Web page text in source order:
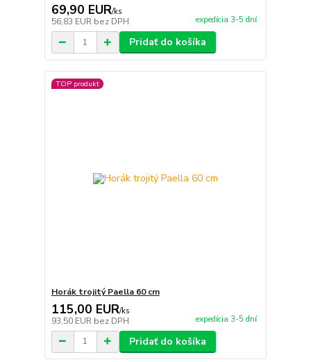
69,90 EUR/ks
56,83 EUR bez DPH expedícia 3-5 dní
Pridať do košíka
TOP produkt
Horák trojitý Paella 60 cm
115,00 EUR/ks
93,50 EUR bez DPH expedícia 3-5 dní
Pridať do košíka